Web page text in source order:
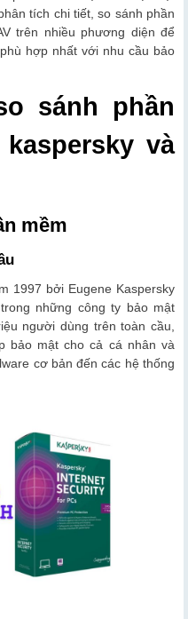
tích chi tiết, so sánh phần
trên nhiều phương diện để
hợp nhất với nhu cầu bảo
sánh phần
và
mềm
1997 bởi Eugene Kaspersky
những công ty bảo mật
người dùng trên toàn cầu,
bảo mật cho cả cá nhân và
cơ bản đến các hệ thống